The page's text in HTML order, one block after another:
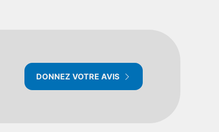
DONNEZ VOTRE AVIS